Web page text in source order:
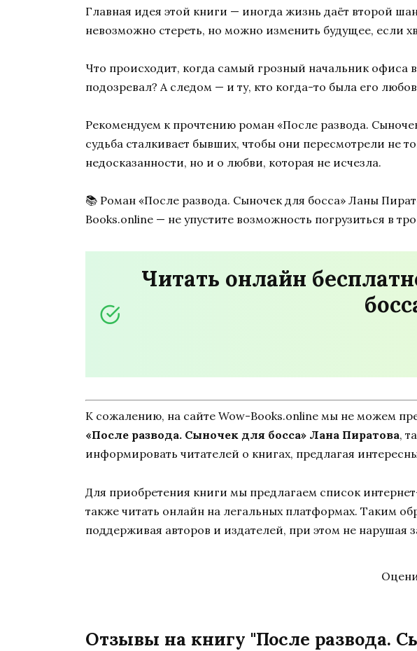
Главная идея этой книги — иногда жизнь даёт второй
невозможно стереть, но можно изменить будущее, если
Что происходит, когда самый грозный начальник офиса
подозревал? А следом — и ту, кто когда-то была его
Рекомендуем к прочтению роман «После развода.
судьба сталкивает бывших, чтобы они пересмотрели не
недосказанности, но и о любви, которая не исчезла.
📚 Роман «После развода. Сыночек для босса» Ланы
Books.online — не упустите возможность погрузиться в
Читать онлайн
К сожалению, на сайте Wow-Books.online мы не можем
«После развода. Сыночек для босса» Лана Пиратова,
информировать читателей о книгах, предлагая
Для приобретения книги мы предлагаем список
также читать онлайн на легальных платформах. Таким
поддерживая авторов и издателей, при этом не нарушая
Отзывы на книгу "После развода.